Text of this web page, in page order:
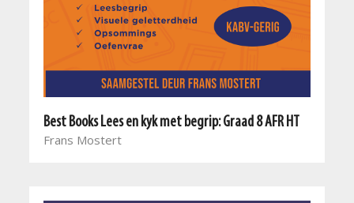
Best Books Lees en kyk met begrip: Graad 8 AFR HT
Frans Mostert